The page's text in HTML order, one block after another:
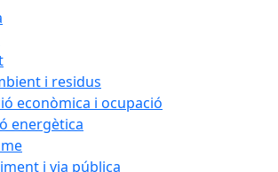
i residus
econòmica i ocupació
energètica
i via pública